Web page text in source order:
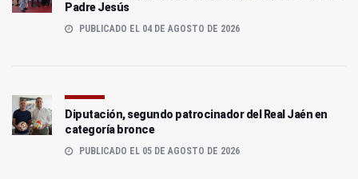
Padre Jesús
PUBLICADO EL 04 DE AGOSTO DE 2026
Diputación, segundo patrocinador del Real Jaén en
categoría bronce
PUBLICADO EL 05 DE AGOSTO DE 2026